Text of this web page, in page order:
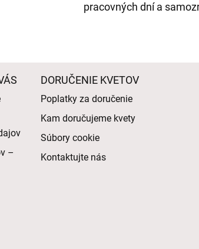
pracovných dní a
–
DORUČENIE KVETOV
Poplatky za doručenie
Kam doručujeme kvety
Súbory cookie
Kontaktujte nás